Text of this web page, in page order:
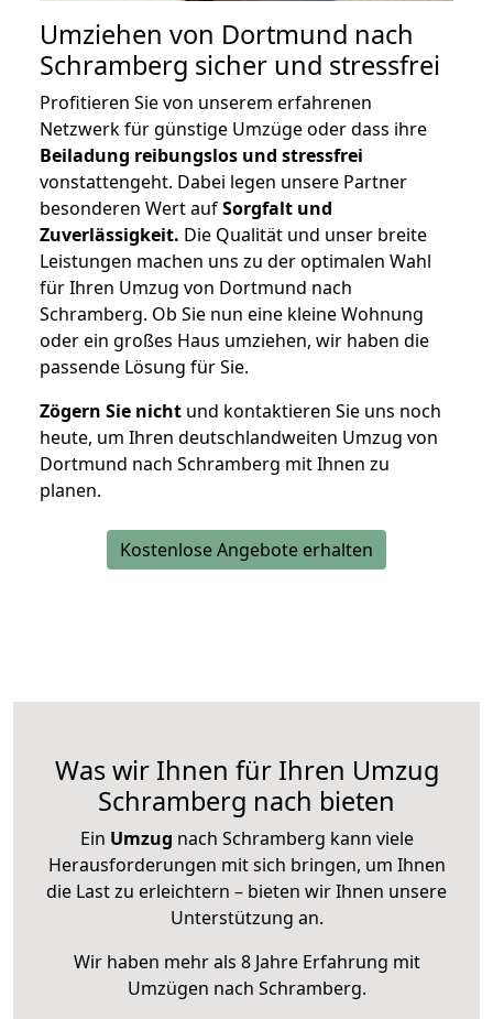
Umziehen von Dortmund nach
Schramberg sicher und stressfrei
Profitieren Sie von unserem erfahrenen
Netzwerk für günstige Umzüge oder dass ihre
Beiladung reibungslos und stressfrei
vonstattengeht. Dabei legen unsere Partner
besonderen Wert aufSorgfalt und
Zuverlässigkeit. Die Qualität und unser breite
Leistungen machen uns zu der optimalen Wahl
für Ihren Umzug von Dortmund nach
Schramberg. Ob Sie nun eine kleine Wohnung
oder ein großes Haus umziehen, wir haben die
passende Lösung für Sie.
Zögern Sie nicht und kontaktieren Sie uns noch
heute, um Ihren deutschlandweiten Umzug von
Dortmund nach Schramberg mit Ihnen zu
planen.
Kostenlose Angebote erhalten
Was wir Ihnen für Ihren Umzug
Schramberg nach bieten
Ein Umzug nach Schramberg kann viele
Herausforderungen mit sich bringen, um Ihnen
die Last zu erleichtern – bieten wir Ihnen unsere
Unterstützung an.
Wir haben mehr als 8 Jahre Erfahrung mit
Umzügen nach Schramberg.